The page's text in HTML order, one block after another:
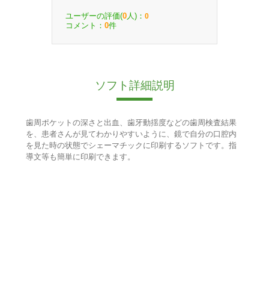
ユーザーの評価(0 人)： 0
コメント： 0件
ソフト詳細説明
歯周ポケットの深さと出血、歯牙動揺度などの歯周検査結果
を、患者さんが見てわかりやすいように、鏡で自分の口腔内
を見た時の状態でシェーマチックに印刷するソフトです。指
導文等も簡単に印刷できます。